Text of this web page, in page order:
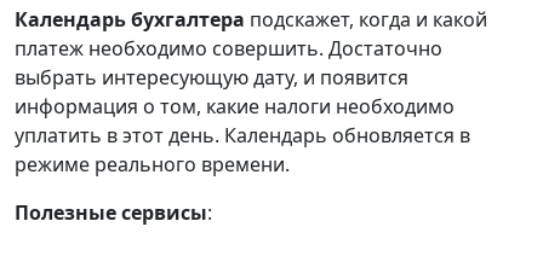
Календарьбухгалтера подскажет, когда и какой
платеж необходимо совершить. Достаточно
выбрать интересующую дату, и появится
информация о том, какие налоги необходимо
уплатить в этот день. Календарь обновляется в
режиме реального времени.
Полезные сервисы: